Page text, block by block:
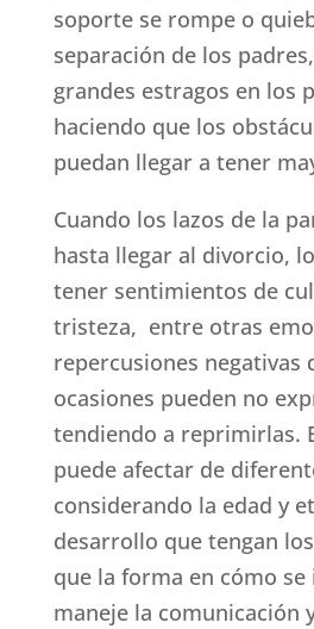
soporte se rompe o
separación de los
grandes estragos en los
haciendo que los
puedan llegar a tener
Cuando los lazos de la
hasta llegar al divorcio,
tener sentimientos de
tristeza, entre otras
repercusiones negativas
ocasiones pueden no
tendiendo a reprimirlas.
puede afectar de
considerando la edad y
desarrollo que tengan
que la forma en cómo
maneje la comunicación